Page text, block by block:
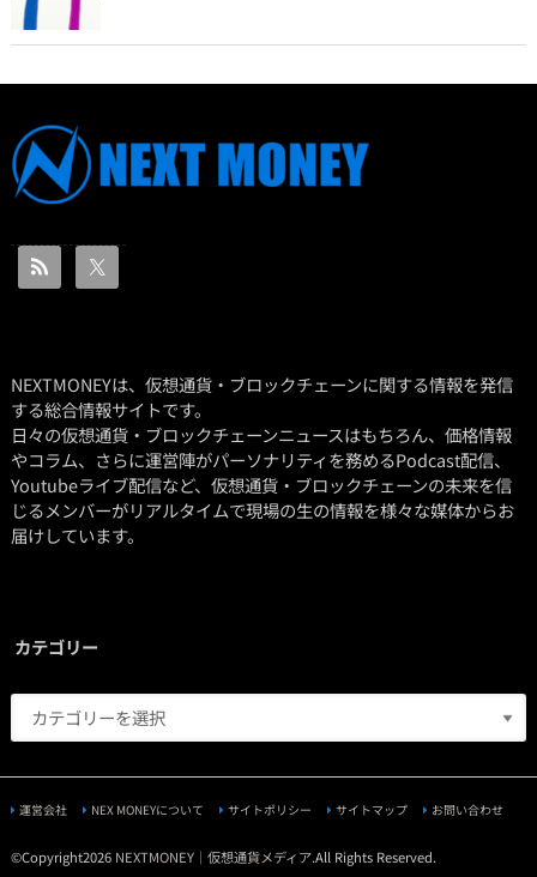
NEXTMONEYは、仮想通貨・ブロックチェーンに関する情報を発信
する総合情報サイトです。
日々の仮想通貨・ブロックチェーンニュースはもちろん、価格情報
やコラム、さらに運営陣がパーソナリティを務めるPodcast配信、
Youtubeライブ配信など、仮想通貨・ブロックチェーンの未来を信
じるメンバーがリアルタイムで現場の生の情報を様々な媒体からお
届けしています。
カテゴリー
運営会社 NEX MONEYについて サイトポリシー サイトマップ お問い合わせ
©Copyright2026 NEXTMONEY｜仮想通貨メディア.All Rights Reserved.